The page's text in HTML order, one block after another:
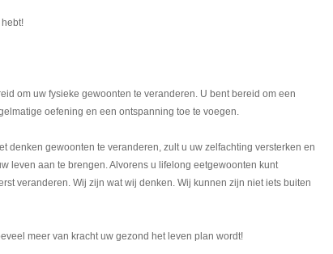
om uw fysieke gewoonten te veranderen. U bent bereid om een
oefening en een ontspanning toe te voegen.
denken gewoonten te veranderen, zult u uw zelfachting versterken en
leven aan te brengen. Alvorens u lifelong eetgewoonten kunt
veranderen. Wij zijn wat wij denken. Wij kunnen zijn niet iets buiten
meer van kracht uw gezond het leven plan wordt!